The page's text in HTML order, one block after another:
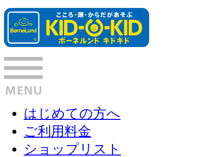
はじめての方へ
ご利用料金
ショップリスト